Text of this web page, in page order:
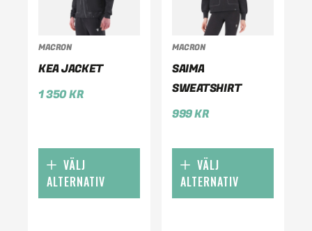
MACRON
KEA JACKET
1 350KR
VÄLJ
ALTERNATIV
MACRON
SAIMA
SWEATSHIRT
999KR
VÄLJ
ALTERNATIV